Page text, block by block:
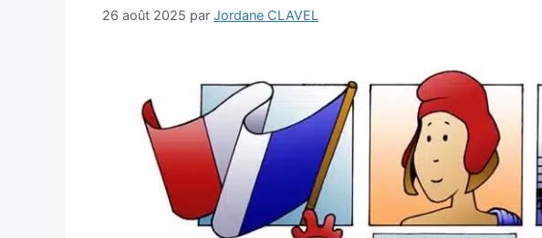
26 août 2025 par Jordane CLAVEL